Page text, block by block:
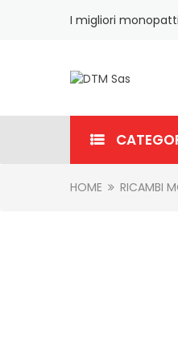
I migliori
HOME RICAMBI